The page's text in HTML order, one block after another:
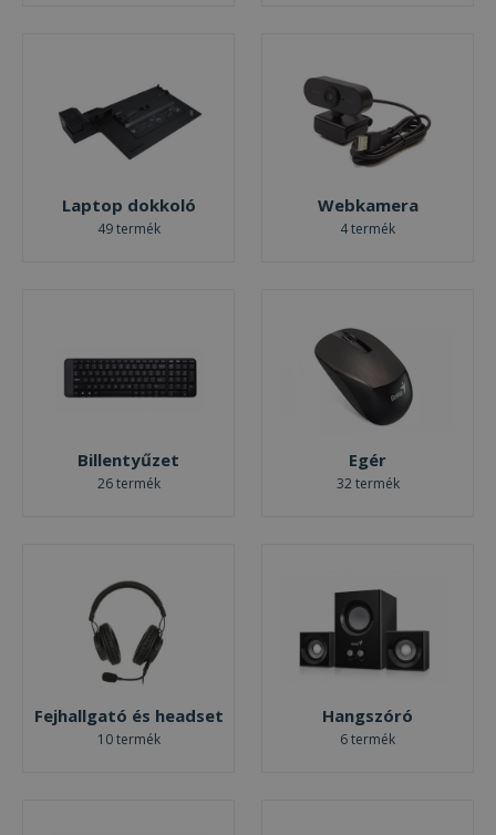
Laptop dokkoló
49 termék
Webkamera
4 termék
Billentyűzet
26 termék
Egér
32 termék
Fejhallgató és headset
10 termék
Hangszóró
6 termék